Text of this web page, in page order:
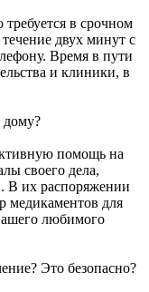
в срочном
двух минут с
Время в пути
и клиники, в
дому?
помощь на
своего дела,
их распоряжении
медикаментов для
любимого
Это безопасно?